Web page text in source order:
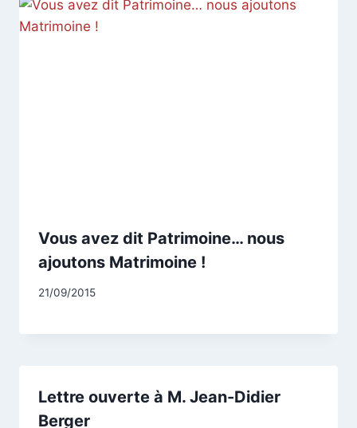
Vous avez dit Patrimoine… nous
ajoutons Matrimoine !
Par
21/09/2015
Lettre ouverte à M. Jean-Didier
Berger